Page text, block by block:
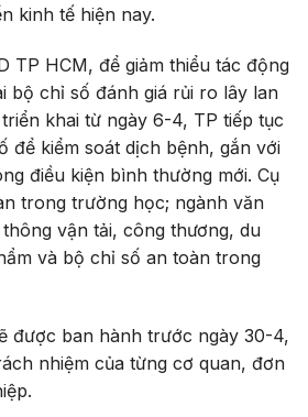
kinh tế hiện nay.
TP HCM, để giảm thiểu tác động
bộ chỉ số đánh giá rủi ro lây lan
khai từ ngày 6-4, TP tiếp tục
để kiểm soát dịch bệnh, gắn với
điều kiện bình thường mới. Cụ
trong trường học; ngành văn
vận tải, công thương, du
và bộ chỉ số an toàn trong
được ban hành trước ngày 30-4,
nhiệm của từng cơ quan, đơn